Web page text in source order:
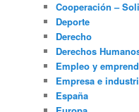
Cooperación –
Deporte
Derecho
Derechos
Empleo y
Empresa e
España